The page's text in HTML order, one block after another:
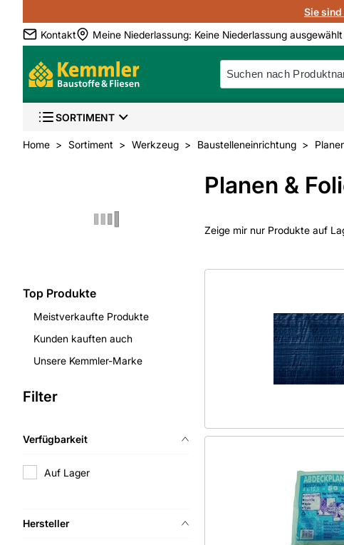
Sie
Kontakt
Meine Niederlassung: Keine Niederlassung ausgewählt
SORTIMENT
Home Sortiment Werkzeug Baustelleneinrichtung
Top Produkte
Meistverkaufte Produkte
Kunden kauften auch
Unsere Kemmler-Marke
Filter
Verfügbarkeit
Auf Lager
Hersteller
Planen &
Zeige mir nur Produkte auf